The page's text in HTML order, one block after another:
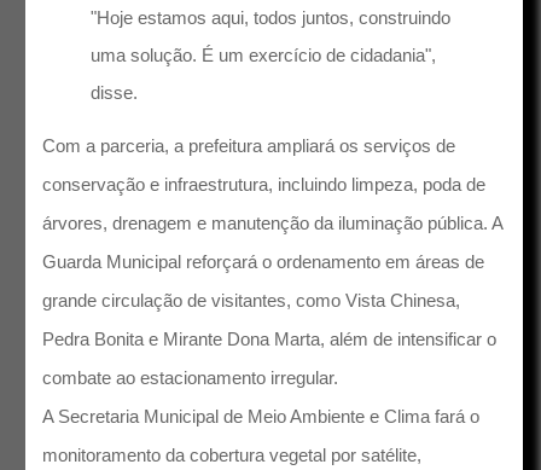
"Hoje estamos aqui, todos juntos, construindo
uma solução. É um exercício de cidadania",
disse.
Com a parceria, a prefeitura ampliará os serviços de
conservação e infraestrutura, incluindo limpeza, poda de
árvores, drenagem e manutenção da iluminação pública. A
Guarda Municipal reforçará o ordenamento em áreas de
grande circulação de visitantes, como Vista Chinesa,
Pedra Bonita e Mirante Dona Marta, além de intensificar o
combate ao estacionamento irregular.
A Secretaria Municipal de Meio Ambiente e Clima fará o
monitoramento da cobertura vegetal por satélite,